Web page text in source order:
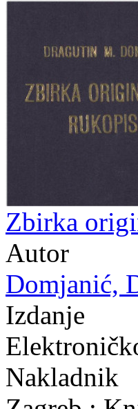
Zbirka
Autor
Domjanić,
Izdanje
Nakladnik